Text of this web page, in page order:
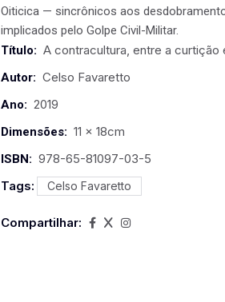
Oiticica — sincrônicos aos
implicados pelo Golpe Civil-Militar.
Título: A contracultura, entre a curtição
Autor: Celso Favaretto
Ano: 2019
Dimensões: 11 x 18cm
ISBN: 978-65-81097-03-5
Tags:
Celso Favaretto
Compartilhar: